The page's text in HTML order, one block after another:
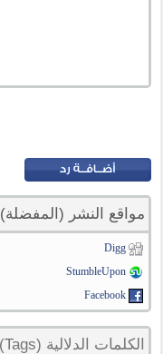
مواقع النشر (المفضلة)
Digg
StumbleUpon
Facebook
الكلمات الدلالية (Tags)